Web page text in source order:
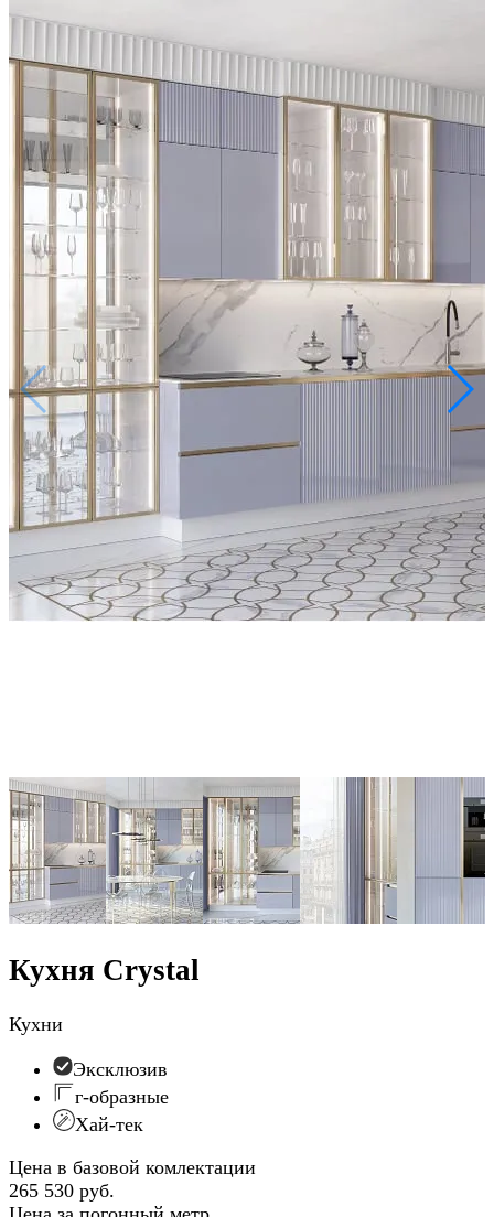
Кухня Crystal
Кухни
Эксклюзив
г-образные
Хай-тек
Цена в базовой комлектации
265 530 руб.